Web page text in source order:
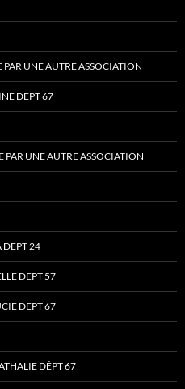
UNE AUTRE ASSOCIATION
DEPT 67
PAR UNE AUTRE ASSOCIATION
DEPT 24
DEPT 57
DEPT 67
DÉPT 67